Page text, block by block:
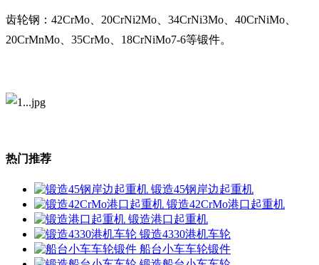
齿轮钢：42CrMo、20CrNi2Mo、34CrNi3Mo、40CrNiMo、
20CrMnMo、35CrMo、18CrNiMo7-6等锻件。
热门推荐
锻造45钢岸边起重机
锻造42CrMo港口起重机
锻造港口起重机
锻造4330港机车轮
船台小车车轮锻件